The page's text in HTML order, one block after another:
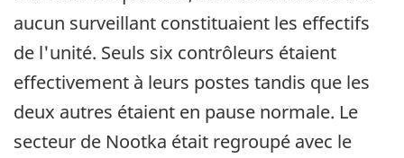
aucun surveillant constituaient les effectifs
de l'unité. Seuls six contrôleurs étaient
effectivement à leurs postes tandis que les
deux autres étaient en pause normale. Le
secteur de Nootka était regroupé avec le